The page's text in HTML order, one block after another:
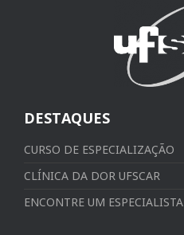
DESTAQUES
CURSO DE ESPECIALIZAÇÃO
CLÍNICA DA DOR UFSCAR
ENCONTRE UM ESPECIALISTA